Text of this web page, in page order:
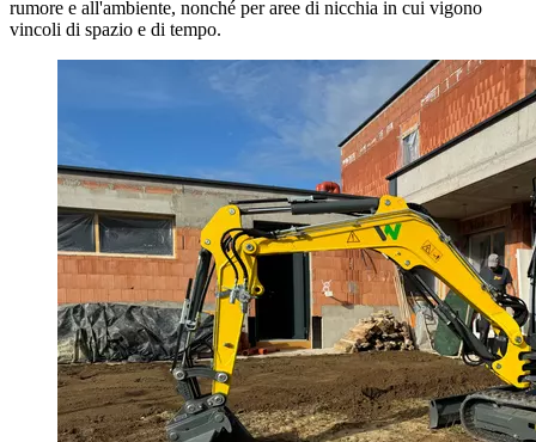
rumore e all'ambiente, nonché per aree di nicchia in cui vigono
vincoli di spazio e di tempo.